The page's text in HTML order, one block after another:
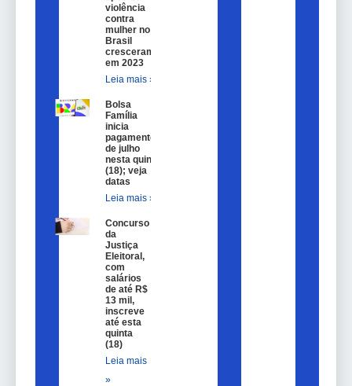
violência
contra
mulher no
Brasil
cresceram
em 2023
Leia mais »
Bolsa
Família
inicia
pagamentos
de julho
nesta quinta
(18); veja
datas
Leia mais »
Concurso
da
Justiça
Eleitoral,
com
salários
de até R$
13 mil,
inscreve
até esta
quinta
(18)
Leia mais
»